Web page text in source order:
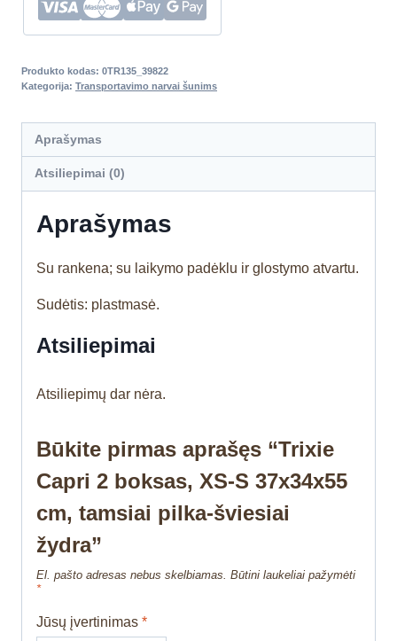
Produkto kodas: 0TR135_39822
Kategorija: Transportavimo narvai šunims
Aprašymas
Atsiliepimai (0)
Aprašymas
Su rankena; su laikymo padėklu ir glostymo atvartu.
Sudėtis: plastmasė.
Atsiliepimai
Atsiliepimų dar nėra.
Būkite pirmas aprašęs “Trixie
Capri 2 boksas, XS-S 37x34x55
cm, tamsiai pilka-šviesiai
žydra”
El. pašto adresas nebus skelbiamas. Būtini laukeliai pažymėti
*
Jūsų įvertinimas *